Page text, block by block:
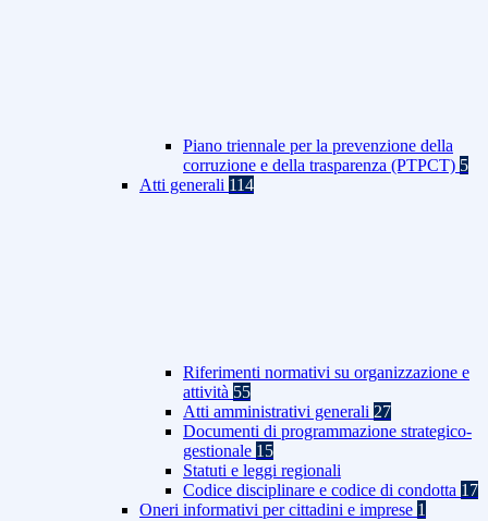
Piano triennale per la prevenzione della
corruzione e della trasparenza (PTPCT) 5
Atti generali 114
Riferimenti normativi su organizzazione e
attività 55
Atti amministrativi generali 27
Documenti di programmazione strategico-
gestionale 15
Statuti e leggi regionali
Codice disciplinare e codice di condotta 17
Oneri informativi per cittadini e imprese 1